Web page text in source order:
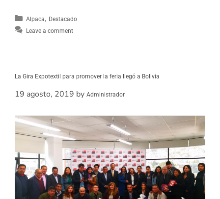
Alpaca, Destacado
Leave a comment
La Gira Expotextil para promover la feria llegó a Bolivia
19 agosto, 2019 by Administrador